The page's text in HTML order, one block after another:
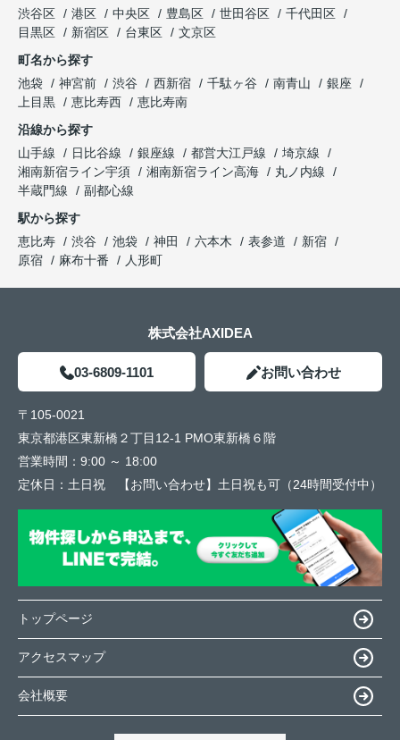
渋谷区
港区 中央区 豊島区 世田谷区
千代田区
目黒区
新宿区 台東区
文京区
町名から探す
池袋
神宮前 渋谷 西新宿 千駄ヶ谷 南青山
銀座
上目黒
恵比寿西
恵比寿南
沿線から探す
山手線
日比谷線 銀座線 都営大江戸線
埼京線
湘南新宿ライン宇須
湘南新宿ライン高海
丸ノ内線
半蔵門線
副都心線
駅から探す
恵比寿
渋谷 池袋 神田 六本木 表参道
新宿
原宿
麻布十番 人形町
株式会社AXIDEA
03-6809-1101 お問い合わせ
〒105-0021
東京都港区東新橋２丁目12-1 PMO東新橋６階
営業時間： 9:00 ～ 18:00
定休日： 土日祝 【お問い合わせ】土日祝も可（24時間受付中）
トップページ
アクセスマップ
会社概要